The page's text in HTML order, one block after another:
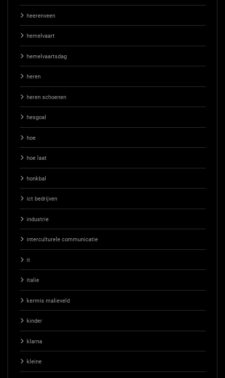
heerenveen
hemelvaart
hemelvaartsdag
heren
heren schoenen
hesgoal
hoe
hoe laat
honkbal
ict bedrijven
industrie
interculturele communicatie
it
italie
kermis malieveld
kinder
klarna
kleine